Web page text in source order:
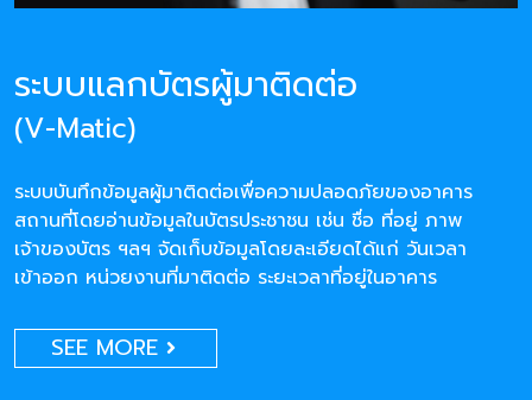
ระบบแลกบัตรผู้มาติดต่อ
(V-Matic)
ระบบบันทึกข้อมูลผู้มาติดต่อเพื่อความปลอดภัยของอาคาร
สถานที่โดยอ่านข้อมูลในบัตรประชาชน เช่น ชื่อ ที่อยู่ ภาพ
เจ้าของบัตร ฯลฯ จัดเก็บข้อมูลโดยละเอียดได้แก่ วันเวลา
เข้าออก หน่วยงานที่มาติดต่อ ระยะเวลาที่อยู่ในอาคาร
SEE MORE